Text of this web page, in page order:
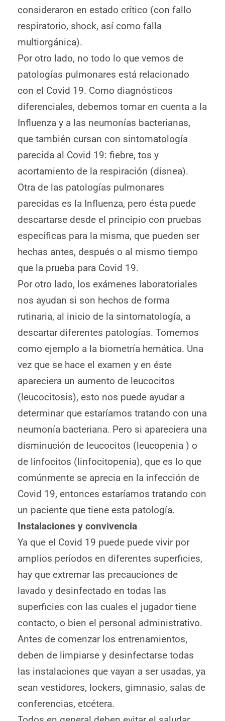
consideraron en estado crítico (con fallo
respiratorio, shock, así como falla
multiorgánica).
Por otro lado, no todo lo que vemos de
patologías pulmonares está relacionado
con el Covid 19. Como diagnósticos
diferenciales, debemos tomar en cuenta a la
Influenza y a las neumonías bacterianas,
que también cursan con sintomatología
parecida al Covid 19: fiebre, tos y
acortamiento de la respiración (disnea).
Otra de las patologías pulmonares
parecidas es la Influenza, pero ésta puede
descartarse desde el principio con pruebas
específicas para la misma, que pueden ser
hechas antes, después o al mismo tiempo
que la prueba para Covid 19.
Por otro lado, los exámenes laboratoriales
nos ayudan si son hechos de forma
rutinaria, al inicio de la sintomatología, a
descartar diferentes patologías. Tomemos
como ejemplo a la biometría hemática. Una
vez que se hace el examen y en éste
apareciera un aumento de leucocitos
(leucocitosis), esto nos puede ayudar a
determinar que estaríamos tratando con una
neumonía bacteriana. Pero si apareciera una
disminución de leucocitos (leucopenia ) o
de linfocitos (linfocitopenia), que es lo que
comúnmente se aprecia en la infección de
Covid 19, entonces estaríamos tratando con
un paciente que tiene esta patología.
Instalaciones y convivencia
Ya que el Covid 19 puede puede vivir por
amplios períodos en diferentes superficies,
hay que extremar las precauciones de
lavado y desinfectado en todas las
superficies con las cuales el jugador tiene
contacto, o bien el personal administrativo.
Antes de comenzar los entrenamientos,
deben de limpiarse y desinfectarse todas
las instalaciones que vayan a ser usadas, ya
sean vestidores, lockers, gimnasio, salas de
conferencias, etcétera.